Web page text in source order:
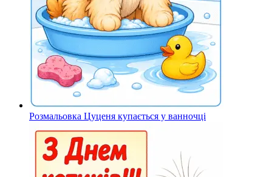
Розмальовка Цуценя купається у ванночці